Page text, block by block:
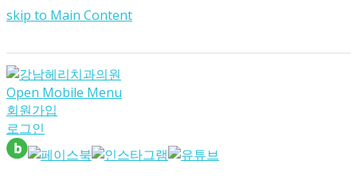
skip to Main Content
Open Mobile Menu
회원가입
로그인